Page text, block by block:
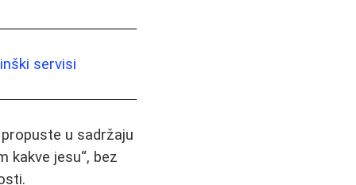
servisi
u sadržaju
kakve jesu“, bez